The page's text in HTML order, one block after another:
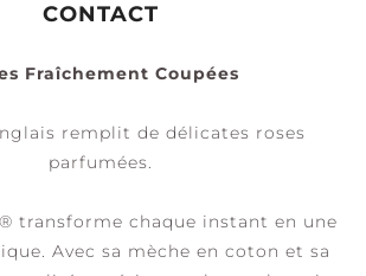
CONTACT
Fraîchement Coupées
remplit de délicates roses
parfumées.
transforme chaque instant en une
Avec sa mèche en coton et sa